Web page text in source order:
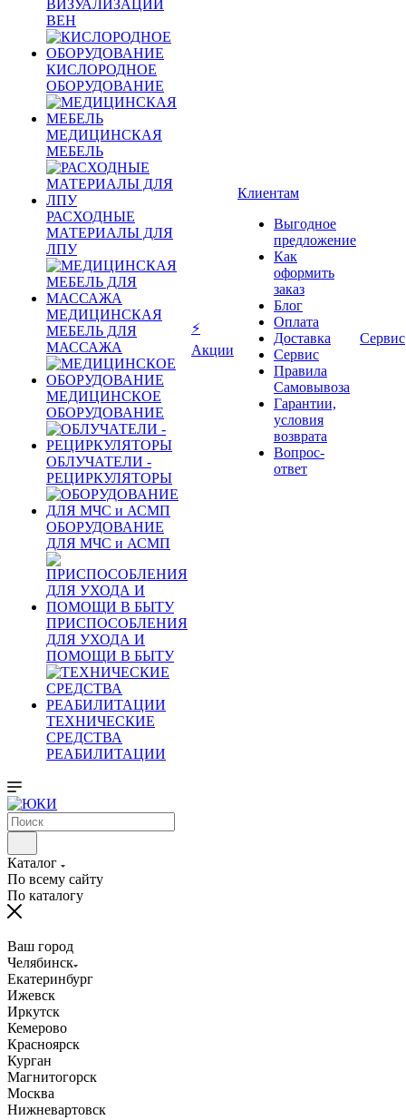
ВИЗУАЛИЗАЦИИ
ВЕН
КИСЛОРОДНОЕ
ОБОРУДОВАНИЕ
МЕДИЦИНСКАЯ
МЕБЕЛЬ
РАСХОДНЫЕ
МАТЕРИАЛЫ ДЛЯ
ЛПУ
МЕДИЦИНСКАЯ
МЕБЕЛЬ ДЛЯ
МАССАЖА
МЕДИЦИНСКОЕ
ОБОРУДОВАНИЕ
ОБЛУЧАТЕЛИ -
РЕЦИРКУЛЯТОРЫ
ОБОРУДОВАНИЕ
ДЛЯ МЧС и АСМП
ПРИСПОСОБЛЕНИЯ
ДЛЯ УХОДА И
ПОМОЩИ В БЫТУ
ТЕХНИЧЕСКИЕ
СРЕДСТВА
РЕАБИЛИТАЦИИ
⚡
Акции
Клиентам
Выгодное
предложение
Как
оформить
заказ
Блог
Оплата
Доставка
Сервис
Правила
Самовывоза
Гарантии,
условия
возврата
Вопрос-
ответ
Сервис
Каталог
По всему сайту
По каталогу
Ваш город
Челябинск
Екатеринбург
Ижевск
Иркутск
Кемерово
Красноярск
Курган
Магнитогорск
Москва
Нижневартовск